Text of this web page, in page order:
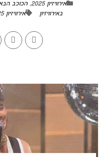
אירוויזיון 2025 ,הכוכב הבא 2025 - אביעד
באירוויזיון
אירוויזיון 2025